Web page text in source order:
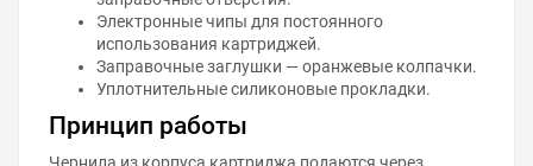
Электронные чипы для постоянного
использования картриджей.
Заправочные заглушки — оранжевые колпачки.
Уплотнительные силиконовые прокладки.
Принцип работы
Чернила из корпуса картриджа подаются через